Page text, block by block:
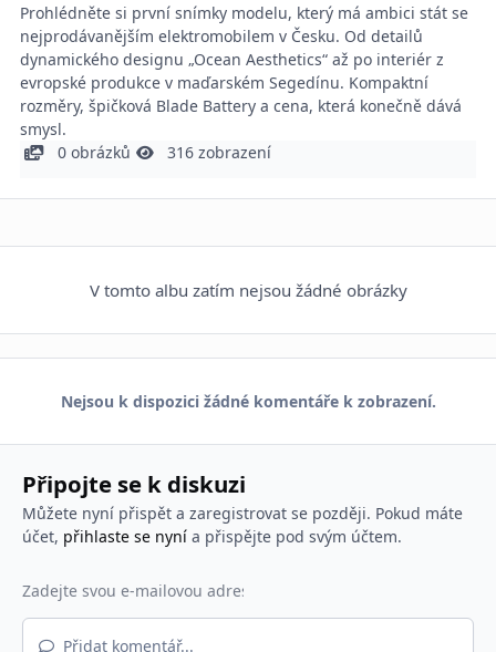
Prohlédněte si první snímky modelu, který má ambici stát se
nejprodávanějším elektromobilem v Česku. Od detailů
dynamického designu „Ocean Aesthetics“ až po interiér z
evropské produkce v maďarském Segedínu. Kompaktní
rozměry, špičková Blade Battery a cena, která konečně dává
smysl.
0 obrázků
316 zobrazení
V tomto albu zatím nejsou žádné obrázky
Nejsou k dispozici žádné komentáře k zobrazení.
Připojte se k diskuzi
Můžete nyní přispět a zaregistrovat se později. Pokud máte
účet, přihlaste se nynía přispějte pod svým účtem.
Přidat komentář...